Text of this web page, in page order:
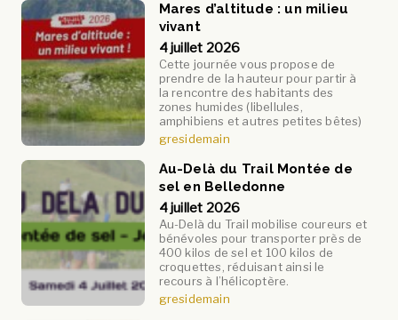
Mares d’altitude : un milieu
vivant
4 juillet 2026
Cette journée vous propose de
prendre de la hauteur pour partir à
la rencontre des habitants des
zones humides (libellules,
amphibiens et autres petites bêtes)
gresidemain
Au-Delà du Trail Montée de
sel en Belledonne
4 juillet 2026
Au-Delà du Trail mobilise coureurs et
bénévoles pour transporter près de
400 kilos de sel et 100 kilos de
croquettes, réduisant ainsi le
recours à l’hélicoptère.
gresidemain